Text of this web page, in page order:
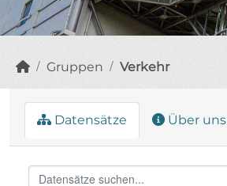
Gruppen Verkehr
Datensätze Über uns